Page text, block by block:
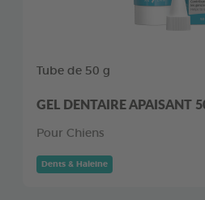
Tube de 50 g
GEL DENTAIRE APAISANT
Pour Chiens
Dents & Haleine